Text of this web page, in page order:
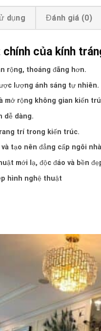
Đánh giá (0)
dụng
của kính
rộng, thoáng đãng hơn.
lượng ánh sáng tự nhiên.
mở rộng không gian kiến
dễ dàng.
trí trong kiến trúc.
tạo nên đẳng cấp ngôi
mới lạ, độc đáo và bền
hình nghệ thuật